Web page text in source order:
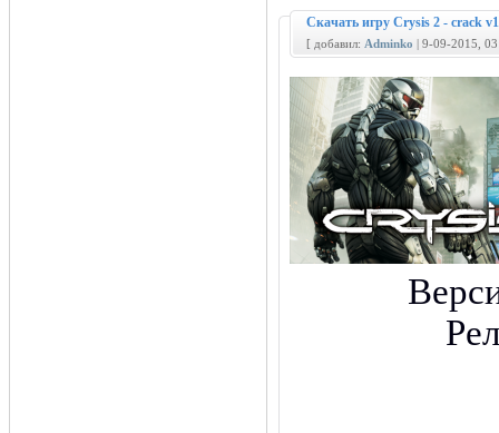
Скачать игру Crysis 2 - crack
[ добавил: Adminko | 9-09-2015,